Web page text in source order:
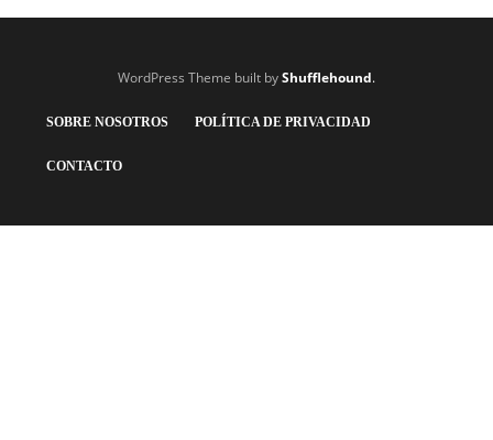
WordPress Theme built byShufflehound.
SOBRE NOSOTROS POLÍTICA DE PRIVACIDAD
CONTACTO